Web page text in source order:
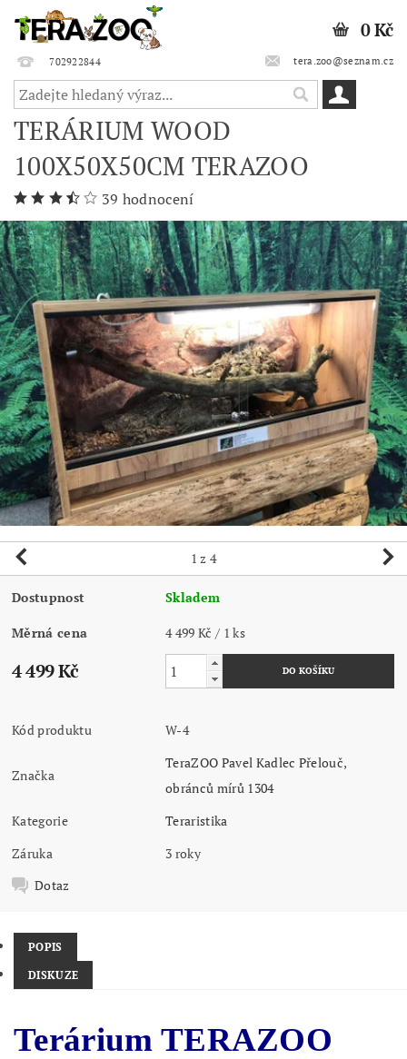
702922844 tera.zoo@seznam.cz
0 Kč
TERÁRIUM WOOD
100X50X50CM TERAZOO
39 hodnocení
1 z 4
Dostupnost Skladem
Měrná cena 4 499 Kč / 1 ks
4 499 Kč
Kód produktu W-4
Značka
TeraZOO Pavel Kadlec Přelouč,
obránců mírů 1304
Kategorie
Teraristika
Záruka
3 roky
Dotaz
POPIS
DISKUZE
Terárium TERAZOO